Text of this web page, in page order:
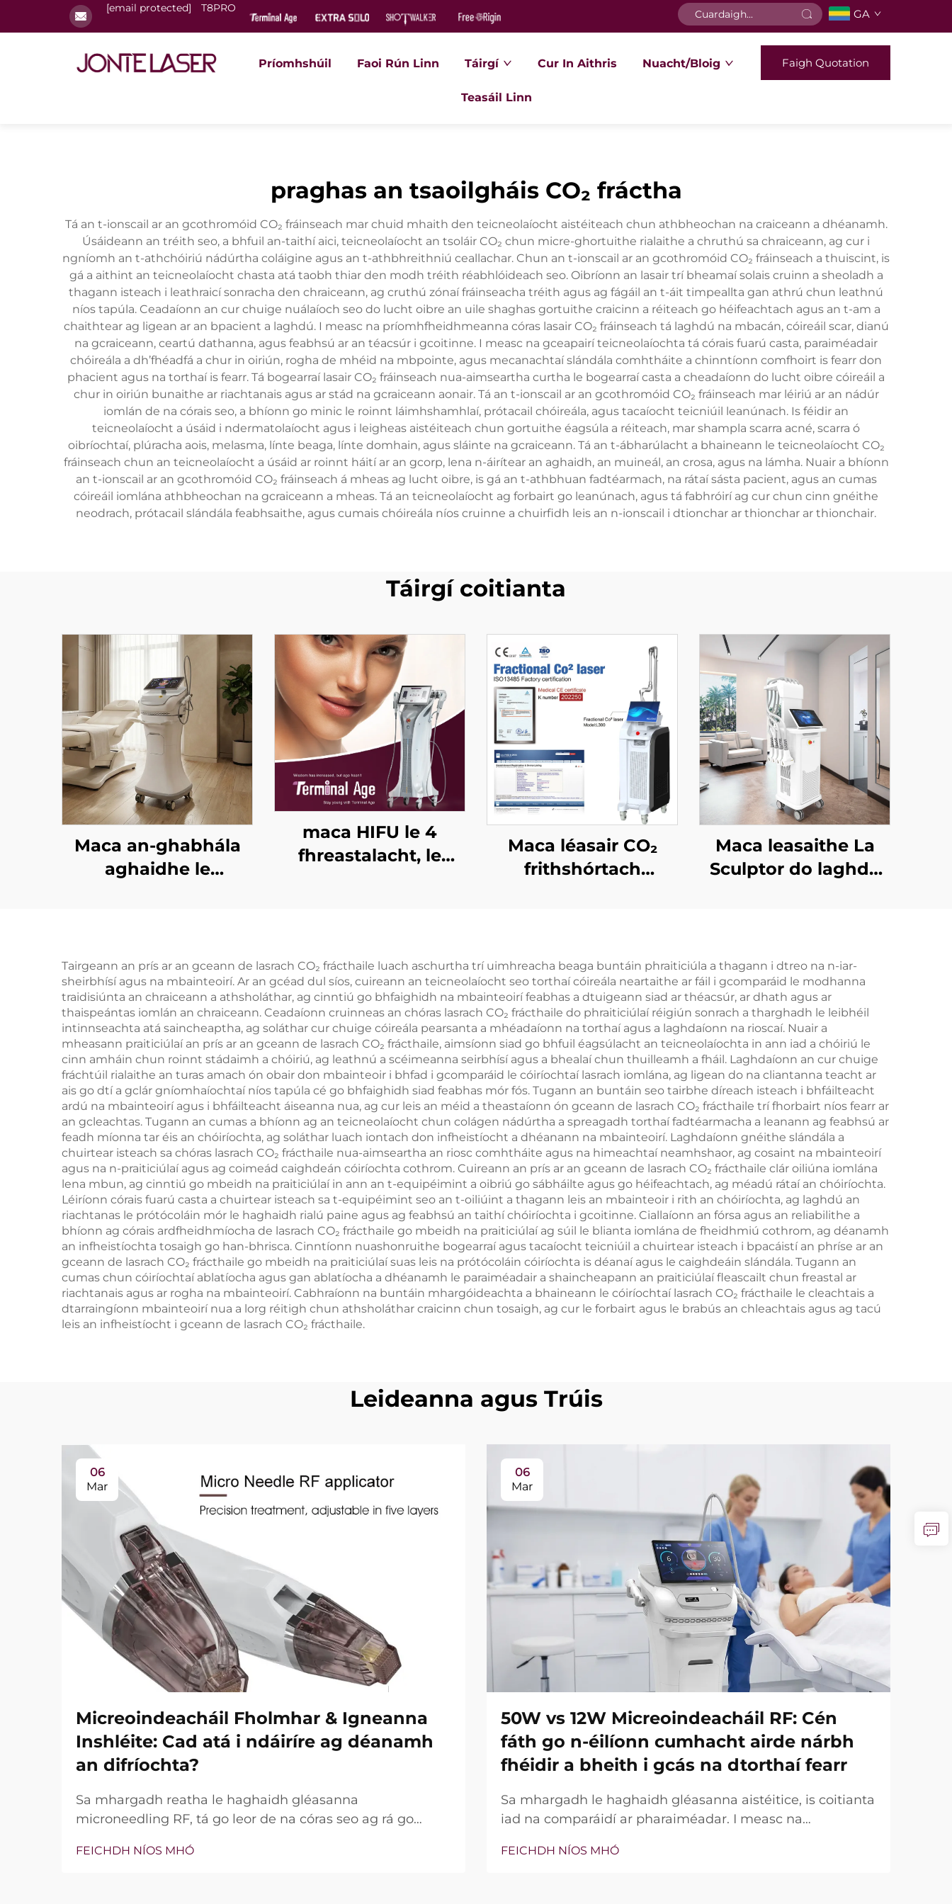
[email protected] T8PRO GA
Príomhshúil Faoi Rún Linn Táirgí Cur In Aithris Nuacht/Bloig
Teasáil Linn
Faigh Quotation
praghas an tsaoilgháis CO₂ fráctha
Tá an t-ionscail ar an gcothromóid CO₂ fráinseach mar chuid mhaith den teicneolaíocht aistéiteach chun athbheochan na craiceann a dhéanamh.
Úsáideann an tréith seo, a bhfuil an-taithí aici, teicneolaíocht an tsoláir CO₂ chun micre-ghortuithe rialaithe a chruthú sa chraiceann, ag cur i
ngníomh an t-athchóiriú nádúrtha coláigine agus an t-athbhreithniú ceallachar. Chun an t-ionscail ar an gcothromóid CO₂ fráinseach a thuiscint, is
gá a aithint an teicneolaíocht chasta atá taobh thiar den modh tréith réabhlóideach seo. Oibríonn an lasair trí bheamaí solais cruinn a sheoladh a
thagann isteach i leathraicí sonracha den chraiceann, ag cruthú zónaí fráinseacha tréith agus ag fágáil an t-áit timpeallta gan athrú chun leathnú
níos tapúla. Ceadaíonn an cur chuige nuálaíoch seo do lucht oibre an uile shaghas gortuithe craicinn a réiteach go héifeachtach agus an t-am a
chaithtear ag ligean ar an bpacient a laghdú. I measc na príomhfheidhmeanna córas lasair CO₂ fráinseach tá laghdú na mbacán, cóireáil scar, dianú
na gcraiceann, ceartú dathanna, agus feabhsú ar an téacsúr i gcoitinne. I measc na gceapairí teicneolaíochta tá córais fuarú casta, paraiméadair
chóireála a dh’fhéadfá a chur in oiriún, rogha de mhéid na mbpointe, agus mecanachtaí slándála comhtháite a chinntíonn comfhoirt is fearr don
phacient agus na torthaí is fearr. Tá bogearraí lasair CO₂ fráinseach nua-aimseartha curtha le bogearraí casta a cheadaíonn do lucht oibre cóireáil a
chur in oiriún bunaithe ar riachtanais agus ar stád na gcraiceann aonair. Tá an t-ionscail ar an gcothromóid CO₂ fráinseach mar léiriú ar an nádúr
iomlán de na córais seo, a bhíonn go minic le roinnt láimhshamhlaí, prótacail chóireála, agus tacaíocht teicniúil leanúnach. Is féidir an
teicneolaíocht a úsáid i ndermatolaíocht agus i leigheas aistéiteach chun gortuithe éagsúla a réiteach, mar shampla scarra acné, scarra ó
oibríochtaí, plúracha aois, melasma, línte beaga, línte domhain, agus sláinte na gcraiceann. Tá an t-ábharúlacht a bhaineann le teicneolaíocht CO₂
fráinseach chun an teicneolaíocht a úsáid ar roinnt háití ar an gcorp, lena n-áirítear an aghaidh, an muineál, an crosa, agus na lámha. Nuair a bhíonn
an t-ionscail ar an gcothromóid CO₂ fráinseach á mheas ag lucht oibre, is gá an t-athbhuan fadtéarmach, na rátaí sásta pacient, agus an cumas
cóireáil iomlána athbheochan na gcraiceann a mheas. Tá an teicneolaíocht ag forbairt go leanúnach, agus tá fabhróirí ag cur chun cinn gnéithe
neodrach, prótacail slándála feabhsaithe, agus cumais chóireála níos cruinne a chuirfidh leis an n-ionscail i dtionchar ar thionchar ar thionchair.
Táirgí coitianta
Maca an-ghabhála
aghaidhe le
maca HIFU le 4
fhreastalacht, le
chorpais, agus le
haghaidh aois
théarmaí
Maca léasair CO₂
frithshórtach
Maca leasaithe La
Sculptor do laghdú
chruthú an chorpais
agus do chur i mbárr
an bholgáin
Tairgeann an prís ar an gceann de lasrach CO₂ frácthaile luach aschurtha trí uimhreacha beaga buntáin phraiticiúla a thagann i dtreo na n-iar-
sheirbhísí agus na mbainteoirí. Ar an gcéad dul síos, cuireann an teicneolaíocht seo torthaí cóireála neartaithe ar fáil i gcomparáid le modhanna
traidisiúnta an chraiceann a athsholáthar, ag cinntiú go bhfaighidh na mbainteoirí feabhas a dtuigeann siad ar théacsúr, ar dhath agus ar
thaispeántas iomlán an chraiceann. Ceadaíonn cruinneas an chóras lasrach CO₂ frácthaile do phraiticiúlaí réigiún sonrach a tharghadh le leibhéil
intinnseachta atá saincheaptha, ag soláthar cur chuige cóireála pearsanta a mhéadaíonn na torthaí agus a laghdaíonn na rioscaí. Nuair a
mheasann praiticiúlaí an prís ar an gceann de lasrach CO₂ frácthaile, aimsíonn siad go bhfuil éagsúlacht an teicneolaíochta in ann iad a chóiriú le
cinn amháin chun roinnt stádaimh a chóiriú, ag leathnú a scéimeanna seirbhísí agus a bhealaí chun thuilleamh a fháil. Laghdaíonn an cur chuige
fráchtúil rialaithe an turas amach ón obair don mbainteoir i bhfad i gcomparáid le cóiríochtaí lasrach iomlána, ag ligean do na cliantanna teacht ar
ais go dtí a gclár gníomhaíochtaí níos tapúla cé go bhfaighidh siad feabhas mór fós. Tugann an buntáin seo tairbhe díreach isteach i bhfáilteacht
ardú na mbainteoirí agus i bhfáilteacht áiseanna nua, ag cur leis an méid a theastaíonn ón gceann de lasrach CO₂ frácthaile trí fhorbairt níos fearr ar
an gcleachtas. Tugann an cumas a bhíonn ag an teicneolaíocht chun colágen nádúrtha a spreagadh torthaí fadtéarmacha a leanann ag feabhsú ar
feadh míonna tar éis an chóiríochta, ag soláthar luach iontach don infheistíocht a dhéanann na mbainteoirí. Laghdaíonn gnéithe slándála a
chuirtear isteach sa chóras lasrach CO₂ frácthaile nua-aimseartha an riosc comhtháite agus na himeachtaí neamhshaor, ag cosaint na mbainteoirí
agus na n-praiticiúlaí agus ag coimeád caighdeán cóiríochta cothrom. Cuireann an prís ar an gceann de lasrach CO₂ frácthaile clár oiliúna iomlána
lena mbun, ag cinntiú go mbeidh na praiticiúlaí in ann an t-equipéimint a oibriú go sábháilte agus go héifeachtach, ag méadú rátaí an chóiríochta.
Léiríonn córais fuarú casta a chuirtear isteach sa t-equipéimint seo an t-oiliúint a thagann leis an mbainteoir i rith an chóiríochta, ag laghdú an
riachtanas le prótócoláin mór le haghaidh rialú paine agus ag feabhsú an taithí chóiríochta i gcoitinne. Ciallaíonn an fórsa agus an reliabilithe a
bhíonn ag córais ardfheidhmíocha de lasrach CO₂ frácthaile go mbeidh na praiticiúlaí ag súil le blianta iomlána de fheidhmiú cothrom, ag déanamh
an infheistíochta tosaigh go han-bhrisca. Cinntíonn nuashonruithe bogearraí agus tacaíocht teicniúil a chuirtear isteach i bpacáistí an phríse ar an
gceann de lasrach CO₂ frácthaile go mbeidh na praiticiúlaí suas leis na prótócoláin cóiríochta is déanaí agus le caighdeáin slándála. Tugann an
cumas chun cóiríochtaí ablatíocha agus gan ablatíocha a dhéanamh le paraiméadair a shaincheapann an praiticiúlaí fleascailt chun freastal ar
riachtanais agus ar rogha na mbainteoirí. Cabhraíonn na buntáin mhargóideachta a bhaineann le cóiríochtaí lasrach CO₂ frácthaile le cleachtais a
dtarraingíonn mbainteoirí nua a lorg réitigh chun athsholáthar craicinn chun tosaigh, ag cur le forbairt agus le brabús an chleachtais agus ag tacú
leis an infheistíocht i gceann de lasrach CO₂ frácthaile.
Leideanna agus Trúis
06
Mar
Micreoindeacháil Fholmhar & Igneanna
Inshléite: Cad atá i ndáiríre ag déanamh
an difríochta?
Sa mhargadh reatha le haghaidh gléasanna
microneedling RF, tá go leor de na córas seo ag rá go
níl an cheist fíor i ndáiríre an bhfuil na gnéithe seo ann nó
FEICHDH NÍOS MHÓ
06
Mar
50W vs 12W Micreoindeacháil RF: Cén
fáth go n-éilíonn cumhacht airde nárbh
fhéidir a bheith i gcás na dtorthaí fearr
Sa mhargadh le haghaidh gléasanna aistéitice, is coitianta
iad na comparáidí ar pharaiméadar. I measc na
bhfocal mar phointe táirgeachta tábhachtach. Áfach, ó
FEICHDH NÍOS MHÓ